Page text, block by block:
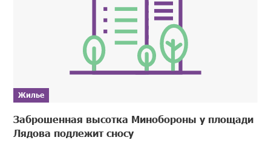
Жилье
Заброшенная высотка Минобороны у площади
Лядова подлежит сносу